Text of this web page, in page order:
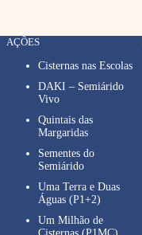
AÇÕES
Cisternas nas Escolas
DAKI – Semiárido
Vivo
Quintais das
Margaridas
Sementes do
Semiárido
Uma Terra e Duas
Águas (P1+2)
Um Milhão de